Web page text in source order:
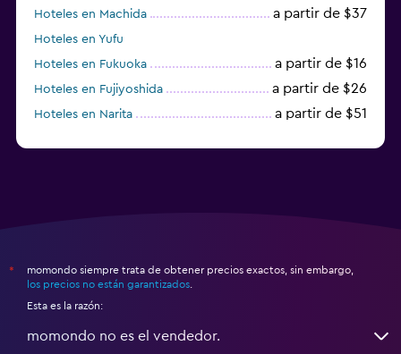
Hoteles en Machida a partir de $37
Hoteles en Yufu
Hoteles en Fukuoka
a partir de $16
Hoteles en Fujiyoshida a partir de $26
Hoteles en Narita a partir de $51
*
momondo siempre trata de obtener precios exactos, sin embargo,
los precios no están garantizados
Esta es la razón:
momondo no es el vendedor.